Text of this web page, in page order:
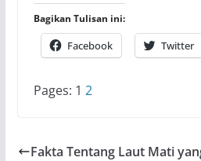
Bagikan Tulisan ini:
Facebook Twitter
Pages: 1 2
Fakta Tentang Laut Mati